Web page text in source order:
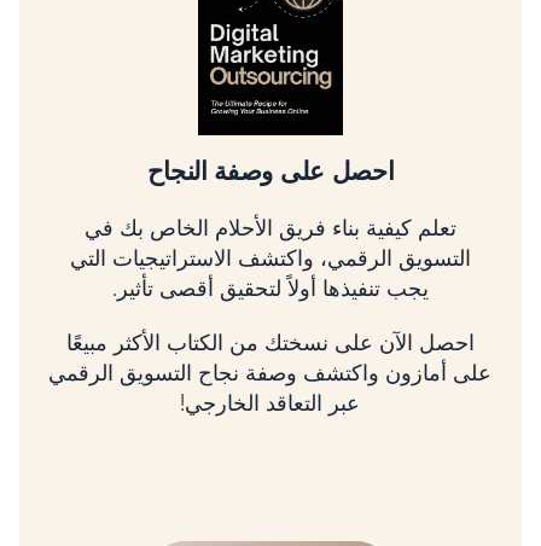
احصل على وصفة النجاح
تعلم كيفية بناء فريق الأحلام الخاص بك في
التسويق الرقمي، واكتشف الاستراتيجيات التي
يجب تنفيذها أولاً لتحقيق أقصى تأثير.
احصل الآن على نسختك من الكتاب الأكثر مبيعًا
على أمازون واكتشف وصفة نجاح التسويق الرقمي
عبر التعاقد الخارجي!